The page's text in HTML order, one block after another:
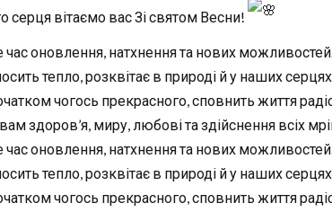
серця вітаємо вас Зі святом Весни!
час оновлення, натхнення та нових
тепло, розквітає в природі й у наших
чогось прекрасного, сповнить життя
здоров’я, миру, любові та здійснення всіх
час оновлення, натхнення та нових
тепло, розквітає в природі й у наших
чогось прекрасного, сповнить життя